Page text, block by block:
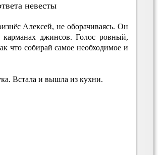
нeвecты
Алексей, не оборачиваясь. Он
джинсов. Голос ровный,
что собирай самое необходимое и
Встала и вышла из кухни.